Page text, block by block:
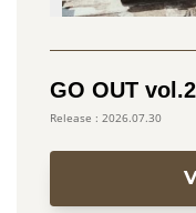
GO OUT
2026.07.30